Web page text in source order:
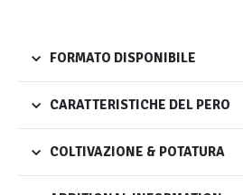
FORMATO DISPONIBILE
CARATTERISTICHE DEL PERO
COLTIVAZIONE & POTATURA